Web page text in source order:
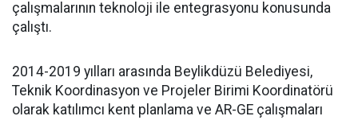
çalışmalarının teknoloji ile entegrasyonu konusunda
çalıştı.
2014-2019 yılları arasında Beylikdüzü Belediyesi,
Teknik Koordinasyon ve Projeler Birimi Koordinatörü
olarak katılımcı kent planlama ve AR-GE çalışmaları